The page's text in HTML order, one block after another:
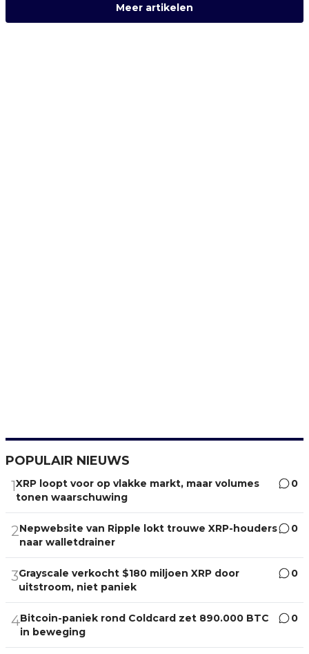
Meer artikelen
POPULAIR NIEUWS
1XRP loopt voor op vlakke markt, maar volumes
tonen waarschuwing
0
2Nepwebsite van Ripple lokt trouwe XRP-houders
naar walletdrainer
0
3Grayscale verkocht $180 miljoen XRP door
uitstroom, niet paniek
0
4Bitcoin-paniek rond Coldcard zet 890.000 BTC
in beweging
0